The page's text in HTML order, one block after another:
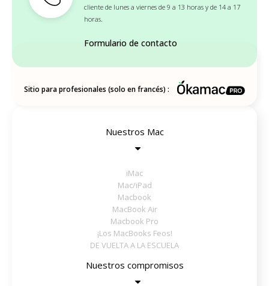
cliente de lunes a viernes de 9 a 13 horas y de 14 a 17
horas.
Formulario de contacto
Sitio para profesionales (solo en francés) :
Nuestros Mac
iMac
Mac/iPad
Macbook
MacBook Air
Macbook Pro
¡Los MacBooks Feos!
DE VUELTA A LA ESCUELA
Nuestros compromisos